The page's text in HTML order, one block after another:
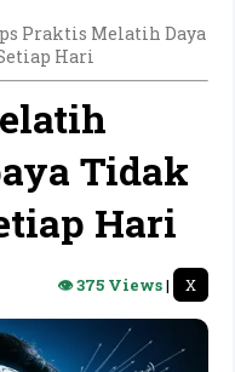
Praktis Melatih Daya
Hari
Tidak
Hari
👁 375 Views| X